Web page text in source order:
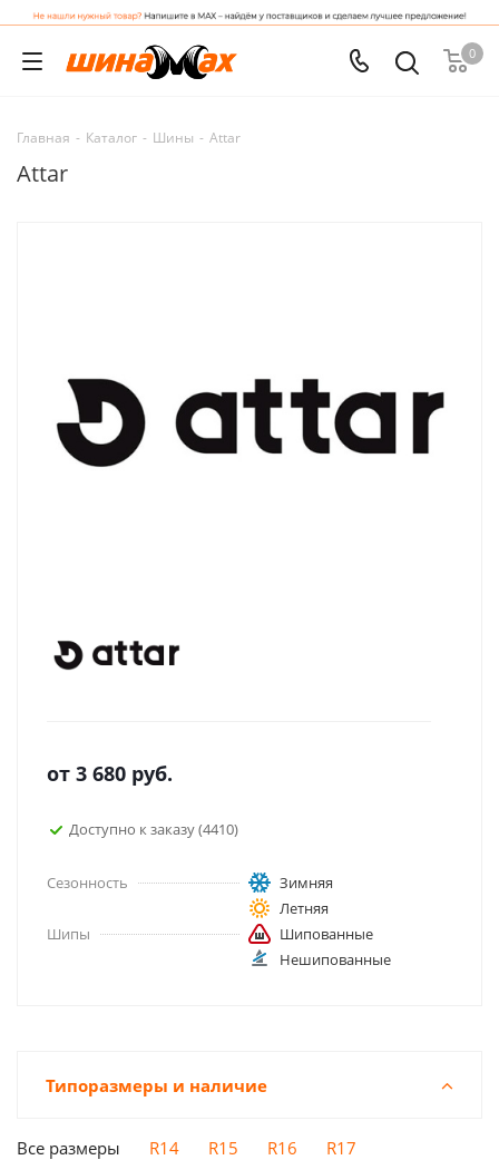
0
Главная - Каталог - Шины - Attar
Attar
от 3 680 руб.
Доступно к заказу (4410)
Сезонность
Зимняя
Летняя
Шипы
Шипованные
Нешипованные
Типоразмеры и наличие
Все размеры R14 R15 R16 R17